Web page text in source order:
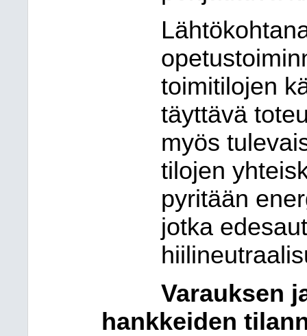
toimitilojen
täyttävä
myös
tilojen
pyritään
jotka
Varauksen
hankkeiden